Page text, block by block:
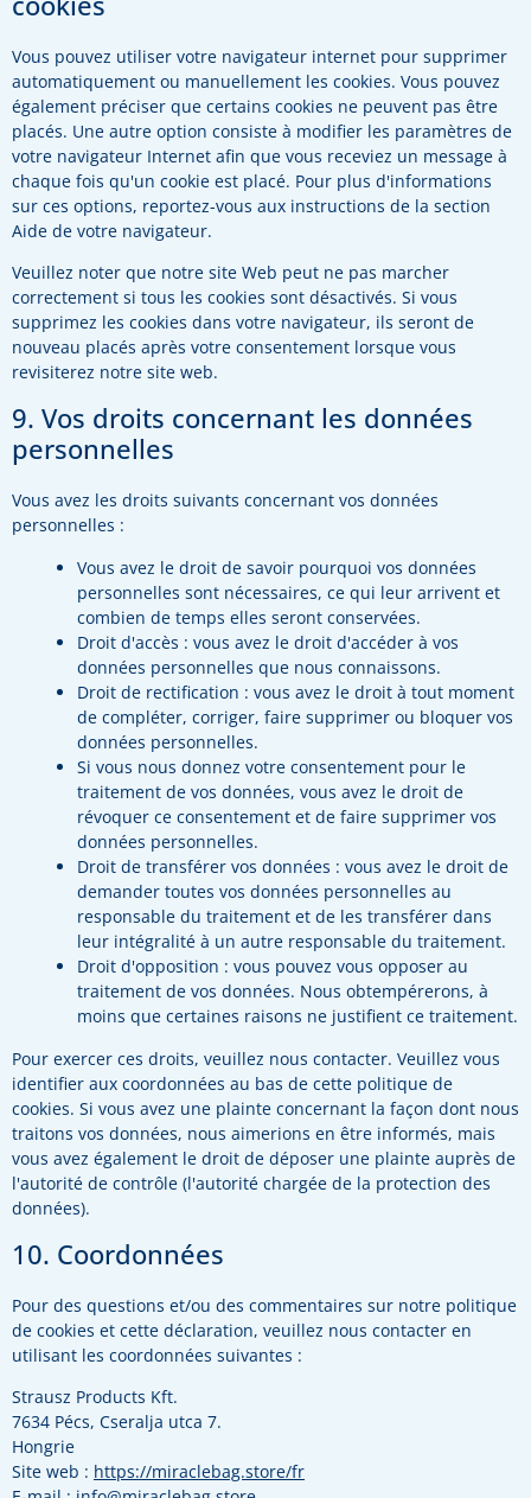
Vous pouvez utiliser votre navigateur internet pour supprimer
automatiquement ou manuellement les cookies. Vous pouvez
également préciser que certains cookies ne peuvent pas être
placés. Une autre option consiste à modifier les paramètres de
votre navigateur Internet afin que vous receviez un message à
chaque fois qu'un cookie est placé. Pour plus d'informations
sur ces options, reportez-vous aux instructions de la section
Aide de votre navigateur.
Veuillez noter que notre site Web peut ne pas marcher
correctement si tous les cookies sont désactivés. Si vous
supprimez les cookies dans votre navigateur, ils seront de
nouveau placés après votre consentement lorsque vous
revisiterez notre site web.
9. Vos droits concernant les données
personnelles
Vous avez les droits suivants concernant vos données
personnelles :
Vous avez le droit de savoir pourquoi vos données
personnelles sont nécessaires, ce qui leur arrivent et
combien de temps elles seront conservées.
Droit d'accès : vous avez le droit d'accéder à vos
données personnelles que nous connaissons.
Droit de rectification : vous avez le droit à tout moment
de compléter, corriger, faire supprimer ou bloquer vos
données personnelles.
Si vous nous donnez votre consentement pour le
traitement de vos données, vous avez le droit de
révoquer ce consentement et de faire supprimer vos
données personnelles.
Droit de transférer vos données : vous avez le droit de
demander toutes vos données personnelles au
responsable du traitement et de les transférer dans
leur intégralité à un autre responsable du traitement.
Droit d'opposition : vous pouvez vous opposer au
traitement de vos données. Nous obtempérerons, à
moins que certaines raisons ne justifient ce traitement.
Pour exercer ces droits, veuillez nous contacter. Veuillez vous
identifier aux coordonnées au bas de cette politique de
cookies. Si vous avez une plainte concernant la façon dont nous
traitons vos données, nous aimerions en être informés, mais
vous avez également le droit de déposer une plainte auprès de
l'autorité de contrôle (l'autorité chargée de la protection des
données).
10. Coordonnées
Pour des questions et/ou des commentaires sur notre politique
de cookies et cette déclaration, veuillez nous contacter en
utilisant les coordonnées suivantes :
Strausz Products Kft.
7634 Pécs, Cseralja utca 7.
Hongrie
Site web : https://miraclebag.store/fr